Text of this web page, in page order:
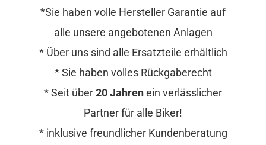
*Sie haben volle Hersteller Garantie auf
alle unsere angebotenen Anlagen
* Über uns sind alle Ersatzteile erhältlich
* Sie haben volles Rückgaberecht
* Seit über20 Jahrenein verlässlicher
Partner für alle Biker!
* inklusive freundlicher Kundenberatung